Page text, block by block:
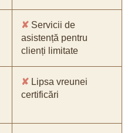
✘ Servicii de
asistență pentru
clienți limitate
✘ Lipsa vreunei
certificări